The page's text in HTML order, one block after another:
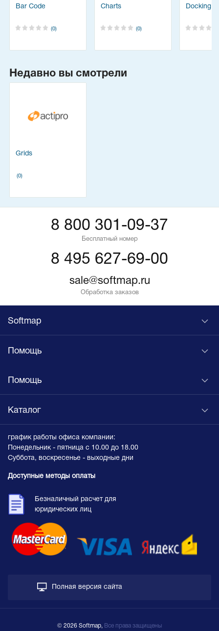
Bar Code
(0)
Charts
(0)
Docking &
Недавно вы смотрели
Grids
(0)
8 800 301-09-37
Бесплатный номер
8 495 627-69-00
sale@softmap.ru
Обработка заказов
Softmap
Помощь
Помощь
Каталог
график работы офиса компании:
Понедельник - пятница с 10.00 до 18.00
Суббота, воскресенье - выходные дни
Доступные методы оплаты
Безналичный расчет для
юридических лиц
Полная версия сайта
© 2026 Softmap, Все права защищены